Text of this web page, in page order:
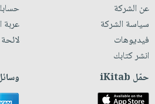
عن الشركة
سياسة الشركة
فيديوهات
انشر كتابك
عربة
حمّل iKitab